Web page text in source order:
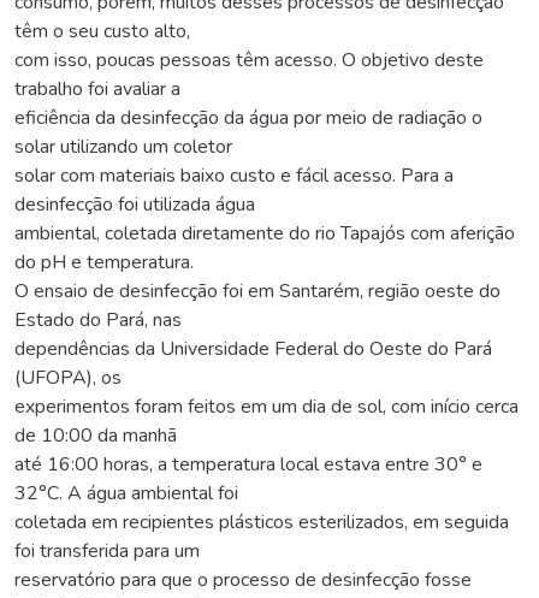
têm o seu custo alto,
com isso, poucas pessoas têm acesso. O objetivo deste
trabalho foi avaliar a
eficiência da desinfecção da água por meio de radiação o
solar utilizando um coletor
solar com materiais baixo custo e fácil acesso. Para a
desinfecção foi utilizada água
ambiental, coletada diretamente do rio Tapajós com aferição
do pH e temperatura.
O ensaio de desinfecção foi em Santarém, região oeste do
Estado do Pará, nas
dependências da Universidade Federal do Oeste do Pará
(UFOPA), os
experimentos foram feitos em um dia de sol, com início cerca
de 10:00 da manhã
até 16:00 horas, a temperatura local estava entre 30° e
32°C. A água ambiental foi
coletada em recipientes plásticos esterilizados, em seguida
foi transferida para um
reservatório para que o processo de desinfecção fosse